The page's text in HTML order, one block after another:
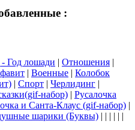
:
Год лошади | Отношения |
| Военные | Колобок
| Спорт | Черлидинг |
набор) | Русалочка
и Санта-Клаус (gif-набор) |
шарики (Буквы) | | | | | |